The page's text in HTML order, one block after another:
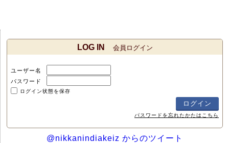
LOG IN 会員ログイン
ユーザー名
パスワード
ログイン状態を保存
パスワードを忘れたかたはこちら
@nikkanindiakeiz からのツイート